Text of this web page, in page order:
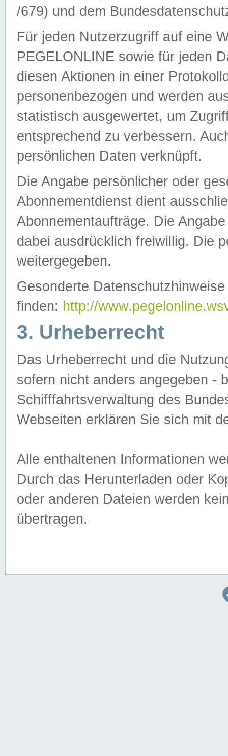
/679) und dem
Für jeden Nutzerzugriff auf eine
PEGELONLINE sowie für jeden
diesen Aktionen in einer
personenbezogen und werden
statistisch ausgewertet, um
entsprechend zu verbessern.
persönlichen Daten verknüpft.
Die Angabe persönlicher oder
Abonnementdienst dient
Abonnementaufträge. Die
dabei ausdrücklich freiwillig. Die
weitergegeben.
Gesonderte
finden: http://
3. Urheberrecht
Das Urheberrecht und die
sofern nicht anders angegeben -
Schifffahrtsverwaltung des
Webseiten erklären Sie sich mit
Alle enthaltenen Informationen
Durch das Herunterladen oder
oder anderen Dateien werden
übertragen.